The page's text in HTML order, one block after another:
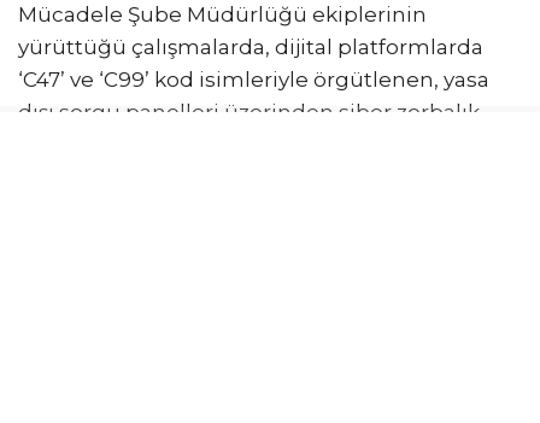
Mücadele Şube Müdürlüğü ekiplerinin
yürüttüğü çalışmalarda, dijital platformlarda
‘C47’ ve ‘C99’ kod isimleriyle örgütlenen, yasa
dışı sorgu panelleri üzerinden siber zorbalık,